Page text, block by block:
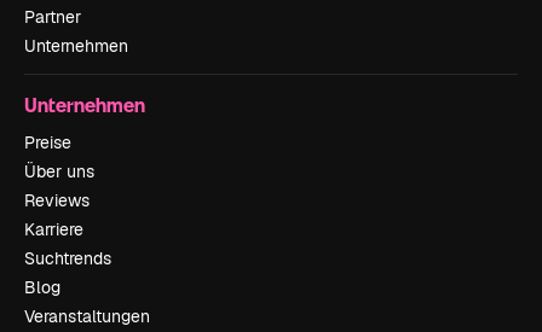
Partner
Unternehmen
Unternehmen
Preise
Über uns
Reviews
Karriere
Suchtrends
Blog
Veranstaltungen